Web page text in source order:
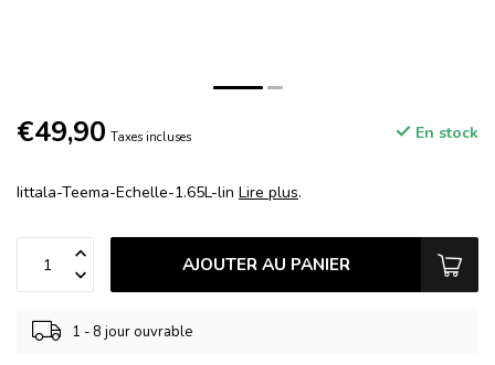
€49,90 Taxes incluses En stock
Iittala-Teema-Echelle-1.65L-lin Lire plus.
AJOUTER AU PANIER
1 - 8 jour ouvrable